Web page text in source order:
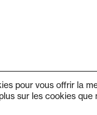
pour vous offrir la
sur les cookies